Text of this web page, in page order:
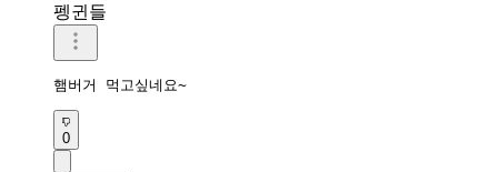
펭귄들
햄버거 먹고싶네요~
0